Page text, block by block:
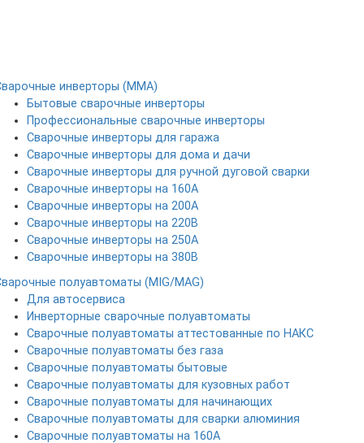
инверторы (MMA)
Бытовые сварочные инверторы
Профессиональные сварочные инверторы
Сварочные инверторы для гаража
Сварочные инверторы для дома и дачи
Сварочные инверторы для ручной дуговой сварки
Сварочные инверторы на 160А
Сварочные инверторы на 200А
Сварочные инверторы на 220В
Сварочные инверторы на 250А
Сварочные инверторы на 380В
полуавтоматы (MIG/MAG)
Для автосервиса
Инверторные сварочные полуавтоматы
Сварочные полуавтоматы аттестованные по НАКС
Сварочные полуавтоматы без газа
Сварочные полуавтоматы бытовые
Сварочные полуавтоматы для кузовных работ
Сварочные полуавтоматы для начинающих
Сварочные полуавтоматы для сварки алюминия
Сварочные полуавтоматы на 160А